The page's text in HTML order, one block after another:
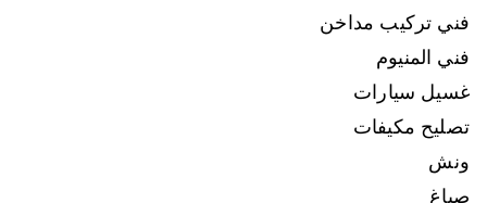
فني تركيب مداخن
فني المنيوم
غسيل سيارات
تصليح مكيفات
ونش
صباغ